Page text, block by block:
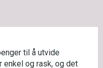
til å utvide
enkel og rask, og det